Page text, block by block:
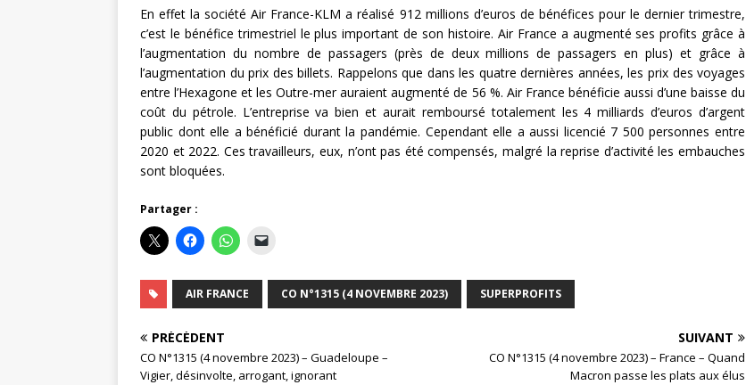
En effet la société Air France-KLM a réalisé 912 millions d’euros de bénéfices pour le dernier trimestre,
c’est le bénéfice trimestriel le plus important de son histoire. Air France a augmenté ses profits grâce à
l’augmentation du nombre de passagers (près de deux millions de passagers en plus) et grâce à
l’augmentation du prix des billets. Rappelons que dans les quatre dernières années, les prix des voyages
entre l’Hexagone et les Outre-mer auraient augmenté de 56 %. Air France bénéficie aussi d’une baisse du
coût du pétrole. L’entreprise va bien et aurait remboursé totalement les 4 milliards d’euros d’argent
public dont elle a bénéficié durant la pandémie. Cependant elle a aussi licencié 7 500 personnes entre
2020 et 2022. Ces travailleurs, eux, n’ont pas été compensés, malgré la reprise d’activité les embauches
sont bloquées.
Partager :
AIR FRANCE CO N°1315 (4 NOVEMBRE 2023) SUPERPROFITS
PRÉCÉDENT
CO N°1315 (4 novembre 2023) – Guadeloupe –
Vigier, désinvolte, arrogant, ignorant
SUIVANT
CO N°1315 (4 novembre 2023) – France – Quand
Macron passe les plats aux élus